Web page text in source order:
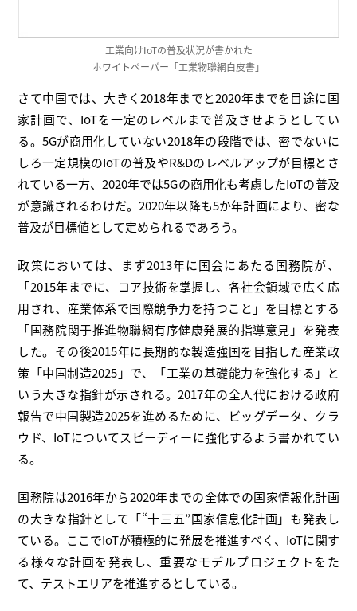
工業向けIoTの普及状況が書かれた
ホワイトペーパー「工業物聯網白皮書」
さて中国では、大きく2018年までと2020年までを目途に国
家計画で、IoTを一定のレベルまで普及させようとしてい
る。5Gが商用化していない2018年の段階では、密でないに
しろ一定規模のIoTの普及やR&Dのレベルアップが目標とさ
れている一方、2020年では5Gの商用化も考慮したIoTの普及
が意識されるわけだ。2020年以降も5か年計画により、密な
普及が目標値として定められるであろう。
政策においては、まず2013年に国会にあたる国務院が、
「2015年までに、コア技術を掌握し、各社会領域で広く応
用され、産業体系で国際競争力を持つこと」を目標とする
「国務院関于推進物聯網有序健康発展的指導意見」を発表
した。その後2015年に長期的な製造強国を目指した産業政
策「中国制造2025」で、「工業の基礎能力を強化する」と
いう大きな指針が示される。2017年の全人代における政府
報告で中国製造2025を進めるために、ビッグデータ、クラ
ウド、IoTについてスピーディーに強化するよう書かれてい
る。
国務院は2016年から2020年までの全体での国家情報化計画
の大きな指針として「“十三五”国家信息化計画」も発表し
ている。ここでIoTが積極的に発展を推進すべく、IoTに関す
る様々な計画を発表し、重要なモデルプロジェクトをた
て、テストエリアを推進するとしている。